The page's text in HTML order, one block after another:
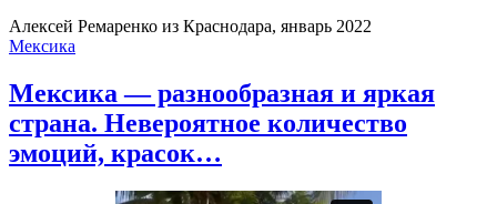
Алексей Ремаренко из Краснодара, январь 2022
Мексика
Мексика — разнообразная и яркая
страна. Невероятное количество
эмоций, красок…